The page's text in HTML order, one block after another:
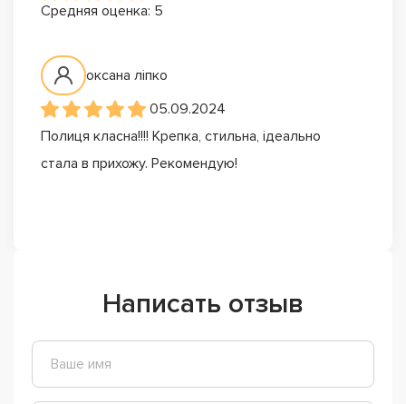
Средняя оценка: 5
оксана ліпко
05.09.2024
Полиця класна!!!! Крепка, стильна, ідеально
стала в прихожу. Рекомендую!
Написать отзыв